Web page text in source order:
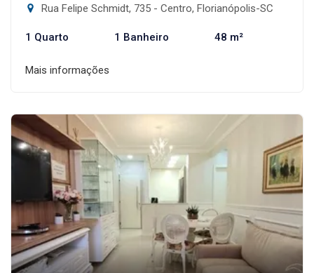
Rua Felipe Schmidt, 735 - Centro, Florianópolis-SC
1 Quarto 1 Banheiro 48 m²
Mais informações